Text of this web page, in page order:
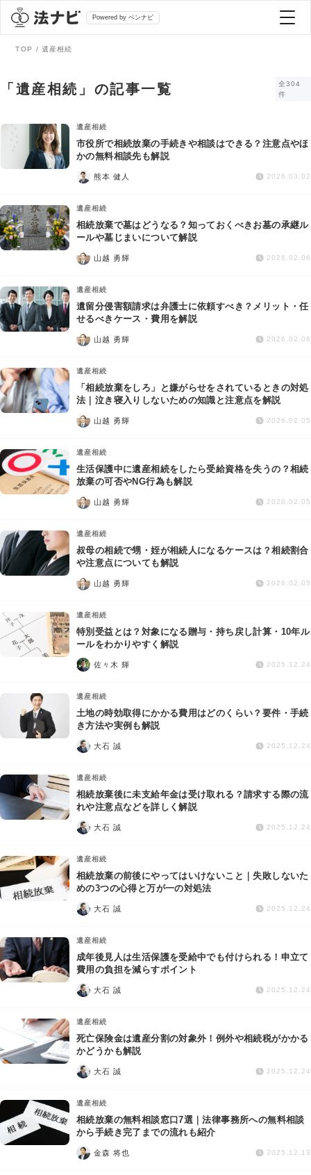
Powered by ベンナビ
全て
法律相談
債務整理
交通事故
労働問題
債権回収
IT・ネット
資金調達
企業法務
弁護士を探す
おすすめ弁護士診断
AI Search Premium
掲載をご検討の弁護士の方へ
TOP 遺産相続
「遺産相続」の記事一覧
全304
件
遺産相続
市役所で相続放棄の手続きや相談はできる？注意点やほ
かの無料相談先も解説
熊本 健人 2026.03.02
遺産相続
相続放棄で墓はどうなる？知っておくべきお墓の承継ル
ールや墓じまいについて解説
山越 勇輝 2026.02.06
遺産相続
遺留分侵害額請求は弁護士に依頼すべき？メリット・任
せるべきケース・費用を解説
山越 勇輝 2026.02.06
遺産相続
「相続放棄をしろ」と嫌がらせをされているときの対処
法｜泣き寝入りしないための知識と注意点を解説
山越 勇輝 2026.02.05
遺産相続
生活保護中に遺産相続をしたら受給資格を失うの？相続
放棄の可否やNG行為も解説
山越 勇輝 2026.02.05
遺産相続
叔母の相続で甥・姪が相続人になるケースは？相続割合
や注意点についても解説
山越 勇輝 2026.02.05
遺産相続
特別受益とは？対象になる贈与・持ち戻し計算・10年ル
ールをわかりやすく解説
佐々木 輝 2025.12.24
遺産相続
土地の時効取得にかかる費用はどのくらい？要件・手続
き方法や実例も解説
大石 誠 2025.12.24
遺産相続
相続放棄後に未支給年金は受け取れる？請求する際の流
れや注意点などを詳しく解説
大石 誠 2025.12.24
遺産相続
相続放棄の前後にやってはいけないこと｜失敗しないた
めの3つの心得と万が一の対処法
大石 誠 2025.12.24
遺産相続
成年後見人は生活保護を受給中でも付けられる！申立て
費用の負担を減らすポイント
大石 誠 2025.12.24
遺産相続
死亡保険金は遺産分割の対象外！例外や相続税がかかる
かどうかも解説
大石 誠 2025.12.24
遺産相続
相続放棄の無料相談窓口7選｜法律事務所への無料相談
から手続き完了までの流れも紹介
金森 将也 2025.12.13